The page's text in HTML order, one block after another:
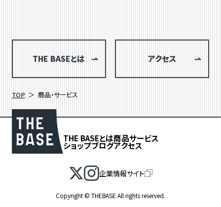
絞り込み検索
THE BASEとは アクセス
TOP 商品・サービス
THE BASEとは商品サービス
ショップブログアクセス
企業情報サイト
Copyright © THEBASE All rights reserved.